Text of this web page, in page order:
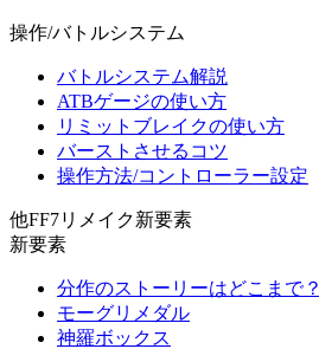
操作/バトルシステム
バトルシステム解説
ATBゲージの使い方
リミットブレイクの使い方
バーストさせるコツ
操作方法/コントローラー設定
他FF7リメイク新要素
新要素
分作のストーリーはどこまで？
モーグリメダル
神羅ボックス